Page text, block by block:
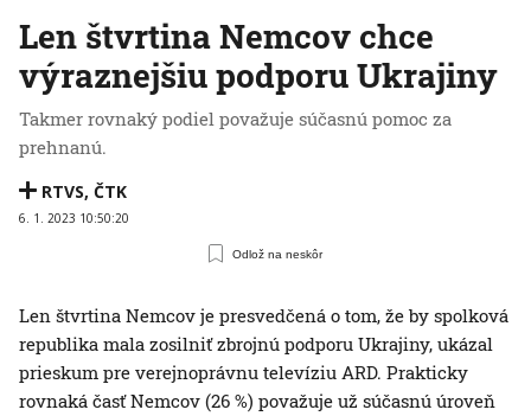
Len štvrtina Nemcov chce
výraznejšiu podporu Ukrajiny
Takmer rovnaký podiel považuje súčasnú pomoc za
prehnanú.
RTVS, ČTK
6. 1. 2023 10:50:20
Odlož na neskôr
Len štvrtina Nemcov je presvedčená o tom, že by spolková
republika mala zosilniť zbrojnú podporu Ukrajiny, ukázal
prieskum pre verejnoprávnu televíziu ARD. Prakticky
rovnaká časť Nemcov (26 %) považuje už súčasnú úroveň